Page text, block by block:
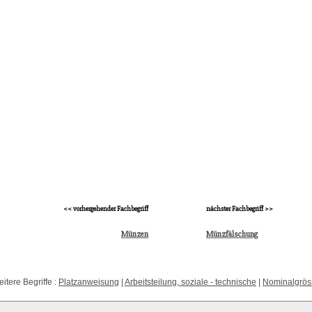
<< vorhergehender Fachbegriff nächster Fachbegriff >>
Münzen Münzfälschung
Begriffe : Platzanweisung Arbeitsteilung, soziale - technische